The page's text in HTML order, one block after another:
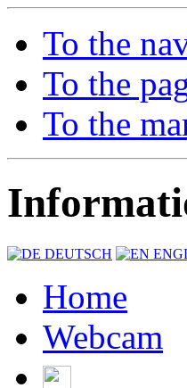
To the
To the
To the
DEUTSCH
Home
Webcam